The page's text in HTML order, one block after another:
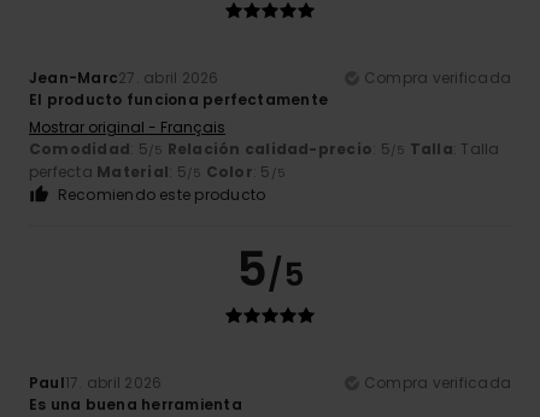
Jean-Marc27. abril 2026
Compra verificada
El producto funciona perfectamente
Mostrar original - Français
Comodidad: 5/5 Relación calidad-precio: 5/5 Talla: Talla
perfecta Material: 5/5 Color: 5 /5
Recomiendo este producto
5/5
Paul17. abril 2026
Compra verificada
Es una buena herramienta